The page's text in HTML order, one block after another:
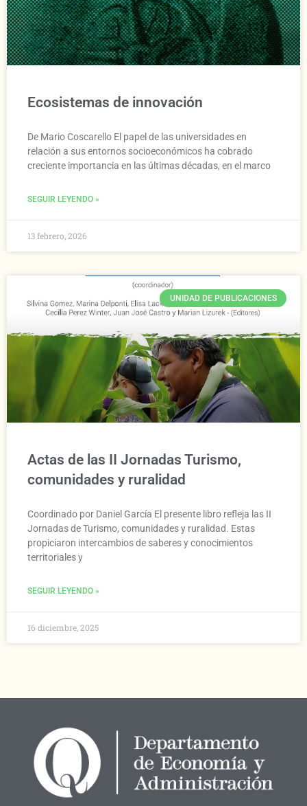
Ecosistemas de innovación
De Mario Coscarello El papel de las universidades en
relación a sus entornos socioeconómicos ha cobrado
creciente importancia en las últimas décadas, en el marco
SEGUIR LEYENDO »
13 febrero, 2026
UNIDAD DE PUBLICACIONES
Actas de las II Jornadas Turismo,
comunidades y ruralidad
Coordinado por Daniel García El presente libro refleja las II
Jornadas de Turismo, comunidades y ruralidad. Estas
propiciaron intercambios de saberes y conocimientos
territoriales y
SEGUIR LEYENDO »
16 diciembre, 2025